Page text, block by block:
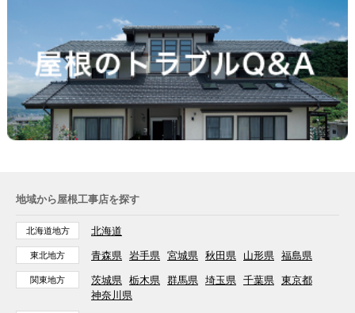
地域から屋根工事店を探す
北海道地方 北海道
東北地方 青森県 岩手県 宮城県 秋田県 山形県 福島県
関東地方 茨城県 栃木県 群馬県 埼玉県 千葉県 東京都
神奈川県